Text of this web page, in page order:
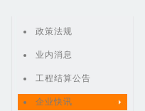
政策法规
业内消息
工程结算公告
企业快讯